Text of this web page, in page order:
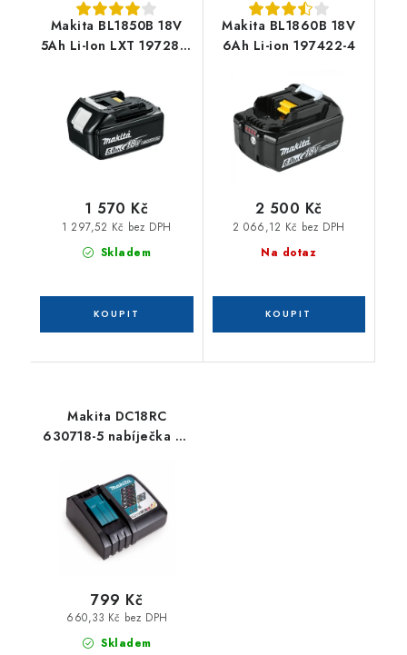
Makita BL1850B 18V
5Ah Li-Ion LXT 197280-
Skladem
1 297,52 Kč bez DPH
1 570 Kč
Makita BL1860B 18V
6Ah Li-ion 197422-4
Na dotaz
2 066,12 Kč bez DPH
2 500 Kč
Makita DC18RC
630718-5 nabíječka Li-
Skladem
660,33 Kč bez DPH
799 Kč